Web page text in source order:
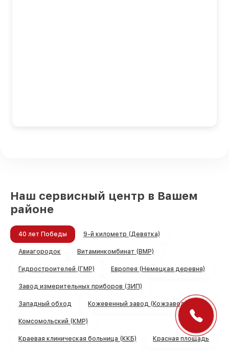
Наш сервисный центр в Вашем
районе
40 лет Победы 9-й километр (Девятка)
Авиагородок Витаминкомбинат (ВМР)
Гидростроителей (ГМР) Европея (Немецкая деревня)
Завод измерительных приборов (ЗИП)
Западный обход Кожевенный завод (Кожзавод)
Комсомольский (КМР)
Краевая клиническая больница (ККБ) Красная площадь